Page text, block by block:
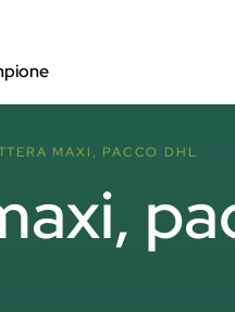
MAXI, PACCO DHL